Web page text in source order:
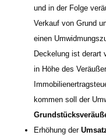
und in der Folge
Verkauf von Grund
einen
Deckelung ist der­art
in Höhe des
kom­men soll der
Erhöhung der